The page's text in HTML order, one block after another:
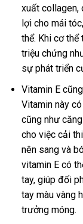
xuất collagen,
lợi cho mái
thể. Khi cơ thể
triệu chứng
sự phát triển
Vitamin E
Vitamin này
cũng như
cho việc cải
nên sang và
vitamin E có
tay, giúp đối
tay màu vàng
trưởng móng.